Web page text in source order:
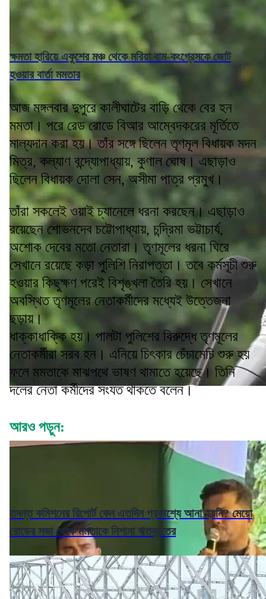
ক্ষমতা হারিয়ে একুশের মঞ্চ থেকে মরিয়া বাম-কংগ্রেসকে জোট
হওয়ার বার্তা মমতার
আজ মঙ্গলবার দুপুরে কালীঘাটের বাড়ি থেকে বের হন
মমতা। পরে রেড রোডে বিআর আম্বেদকরের মূর্তিতে
মাল্যদান করা হয়। তাঁর সঙ্গে ছিলেন তৃণমূল বিধায়ক মদন
মিত্র, কল্যাণ বন্দ্যোপাধ্যায়, কুণাল ঘোষ। এছাড়াও
ছিলেন বিধায়ক দোলা সেন, অসীমা পাত্র প্রমুখ।
তাঁরা সকলেই ওয়াই চ্যানেলে ধরনা করছেন। এছাড়াও
রয়েছেন শোভনদেব চট্টোপাধ্যায়, চন্দ্রিমা ভট্টাচার্য,
অশোক দেবের মতো নেতারা। তৃণমূলের ধরনা ঘিরে
সেখানে রয়েছে কড়া পুলিশি নিরাপত্তা। তবে কর্মসূচী শুরু
হওয়ার কিছুক্ষণ পরেই বিশৃঙ্খলা তৈরি হয়। সেখানে
অবস্থিত তৃণমূলের নেতাকর্মীদের মধ্যেই উত্তেজনা
ছড়ায়।
ধাক্কাধাক্কি হয়। পালটা পুলিশের বিরুদ্ধে তৃণমূলের
নেতাকর্মীরা সরব হন। এনিয়ে চিৎকার চেঁচামেচি শুরু হয়
ফলে মমতাকে মাঝপথে ভাষণ থামাতে হয়েছে। তিনি
দলের নেতা কর্মীদের সংযত থাকতে বলেন।
আরও পড়ুন:
তদন্ত কমিশনের রিপোর্ট কেন এতদিন প্রকাশ্যে আনা হয়নি? মেয়ো
রোডের সভা থেকে মমতাকে নিশানা ঋতব্রতের